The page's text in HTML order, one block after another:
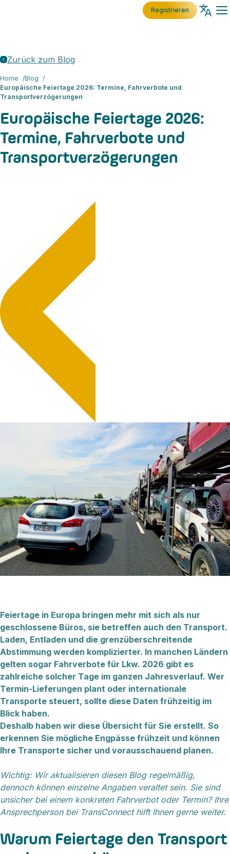
Registrieren
Zurück zum Blog
Home
Blog
Europäische Feiertage 2026: Termine, Fahrverbote und
Transportverzögerungen
Europäische Feiertage 2026:
Termine, Fahrverbote und
Transportverzögerungen
Feiertage in Europa bringen mehr mit sich als nur
geschlossene Büros, sie betreffen auch den Transport.
Laden, Entladen und die grenzüberschreitende
Abstimmung werden komplizierter. In manchen Ländern
gelten sogar Fahrverbote für Lkw. 2026 gibt es
zahlreiche solcher Tage im ganzen Jahresverlauf. Wer
Termin-Lieferungen plant oder internationale
Transporte steuert, sollte diese Daten frühzeitig im
Blick haben.
Deshalb haben wir diese Übersicht für Sie erstellt. So
erkennen Sie mögliche Engpässe frühzeit und können
Ihre Transporte sicher und vorausschauend planen.
Wichtig: Wir aktualisieren diesen Blog regelmäßig,
dennoch können einzelne Angaben veraltet sein. Sie sind
unsicher bei einem konkreten Fahrverbot oder Termin? Ihre
Ansprechperson bei TransConnect hilft Ihnen gerne weiter.
Warum Feiertage den Transport